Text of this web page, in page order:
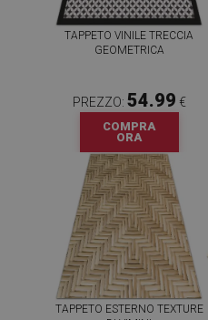
TAPPETO VINILE TRECCIA
GEOMETRICA
PREZZO: 54.99 €
COMPRA
ORA
TAPPETO ESTERNO TEXTURE